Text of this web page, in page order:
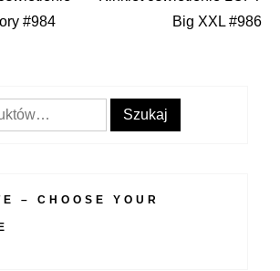
#984
Big XXL #986
Szukaj
– CHOOSE YOUR